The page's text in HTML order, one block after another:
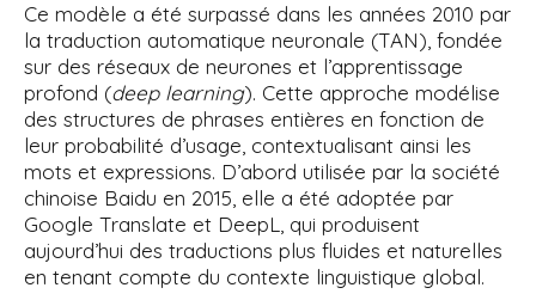
Ce modèle a été surpassé dans les années 2010 par
la traduction automatique neuronale (TAN), fondée
sur des réseaux de neurones et l’apprentissage
profond (deep learning). Cette approche modélise
des structures de phrases entières en fonction de
leur probabilité d’usage, contextualisant ainsi les
mots et expressions. D’abord utilisée par la société
chinoise Baidu en 2015, elle a été adoptée par
Google Translate et DeepL, qui produisent
aujourd’hui des traductions plus fluides et naturelles
en tenant compte du contexte linguistique global.